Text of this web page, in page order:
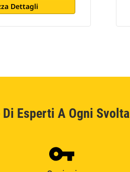
Dettagli
Esperti A Ogni Svolta